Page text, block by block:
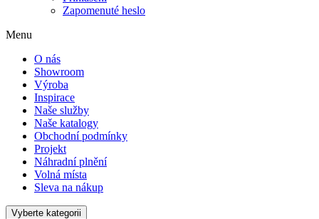
Zapomenuté heslo
Menu
O nás
Showroom
Výroba
Inspirace
Naše služby
Naše katalogy
Obchodní podmínky
Projekt
Náhradní plnění
Volná místa
Sleva na nákup
Vyberte kategorii